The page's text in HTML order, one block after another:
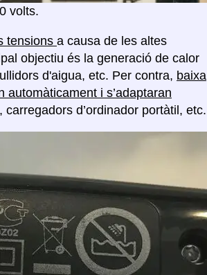
volts.
tensions a causa de les altes
objectiu és la generació de calor
d'aigua, etc. Per contra, baixa
automàticament i s’adaptaran
d’ordinador portàtil, etc.